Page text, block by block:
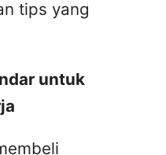
tips yang
untuk